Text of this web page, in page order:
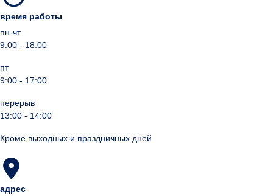
время работы
пн-чт
9:00 - 18:00
пт
9:00 - 17:00
перерыв
13:00 - 14:00
Кроме выходных и праздничных дней
адрес